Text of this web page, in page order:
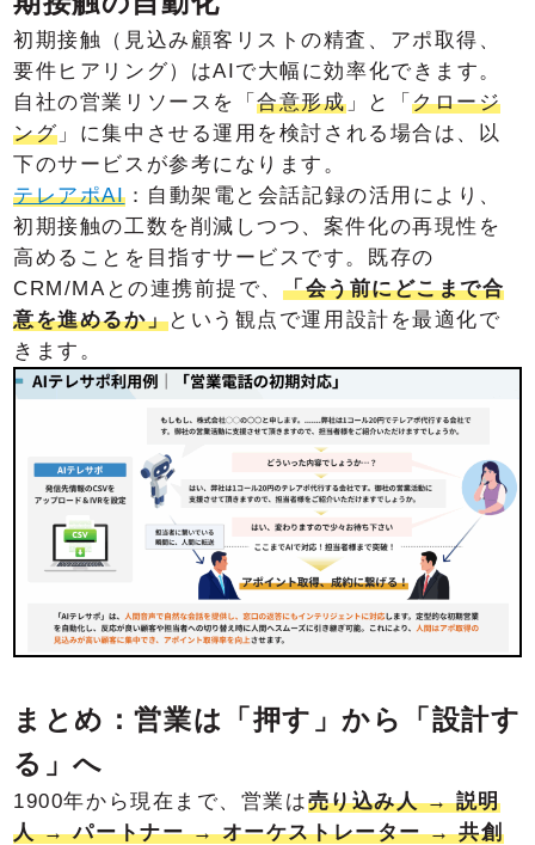
初期接触（見込み顧客リストの精査、アポ取得、
要件ヒアリング）はAIで大幅に効率化できます。
自社の営業リソースを「合意形成」と「クロージ
ング 」に集中させる運用を検討される場合は、以
下のサービスが参考になります。
テレアポAI：自動架電と会話記録の活用により、
初期接触の工数を削減しつつ、案件化の再現性を
高めることを目指すサービスです。既存の
CRM/MAとの連携前提で、 「会う前にどこまで合
意を進めるか」という観点で運用設計を最適化で
きます。
まとめ：営業は「押す」から「設計す
る」へ
1900年から現在まで、営業は売り込み人 → 説明
人 → パートナー → オーケストレーター → 共創